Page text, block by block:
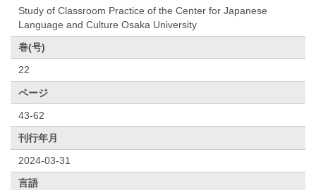
Study of Classroom Practice of the Center for Japanese
Language and Culture Osaka University
巻(号)
22
ページ
43-62
刊行年月
2024-03-31
言語